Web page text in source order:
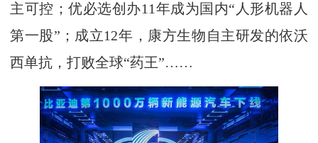
主可控；优必选创办11年成为国内“人形机器人
第一股”；成立12年，康方生物自主研发的依沃
西单抗，打败全球“药王”……